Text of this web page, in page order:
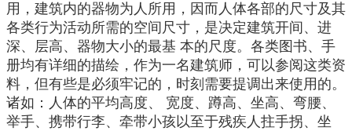
用，建筑内的器物为人所用，因而人体各部的尺寸及其
各类行为活动所需的空间尺寸，是决定建筑开间、进
深、层高、器物大小的最基 本的尺度。各类图书、手
册均有详细的描绘，作为一名建筑师，可以参阅这类资
料，但有些是必须牢记的，时刻需要提调出来使用的。
诸如：人体的平均高度、 宽度、蹲高、坐高、弯腰、
举手、携带行李、牵带小孩以至于残疾人拄手拐、坐